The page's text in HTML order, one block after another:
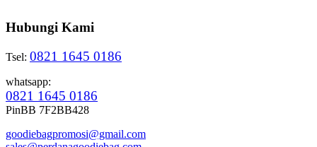
Hubungi Kami
Tsel: 0821 1645 0186
whatsapp:
0821 1645 0186
PinBB 7F2BB428
goodiebagpromosi@gmail.com